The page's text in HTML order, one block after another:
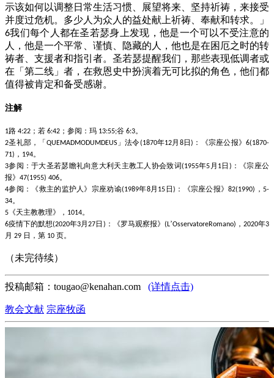
示该如何以调整日常生活习惯、展望将来、坚持祈祷，来接受
并度过危机。多少人为众人的益处献上祈祷、奉献和转求。」
6我们每个人都在圣若瑟身上发现，他是一个可以不受注意的
人，他是一个平常、谨慎、隐藏的人，他也是在困厄之时的转
祷者、支援者和指引者。圣若瑟提醒我们，那些表现低调者或
在「第二线」者，在救恩史中扮演着无可比拟的角色，他们都
值得被肯定和备受感谢。
注解
1路 4:22 ；若 6:42 ；参阅：玛 13:55;谷 6:3。
2圣礼部，「 QUEMADMODUMDEUS 」法令(1870年12月 8日 ) ：《宗座公报》 6(1870-
71) ， 194。
3参阅：于大圣若瑟瞻礼向意大利天主教工人协会致词(1955年5 月 1日 ) ：《宗座公
报》 47(1955) 406。
4参阅：《救主的监护人》宗座劝谕(1989年8月 15 日 ) ：《宗座公报》82(1990) ， 5-
34。
5 《天主教教理》， 1014。
6疫情下的默想(2020年3月27日 ) ：《罗马观察报》 (L’OsservatoreRomano) ， 2020年3
月 29 日，第 10 页。
（未完待续）
投稿邮箱：tougao@kenahan.com (详情点击)
教会文献 宗座牧函